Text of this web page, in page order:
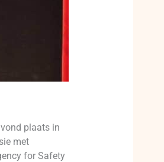
plaats in
met
for Safety